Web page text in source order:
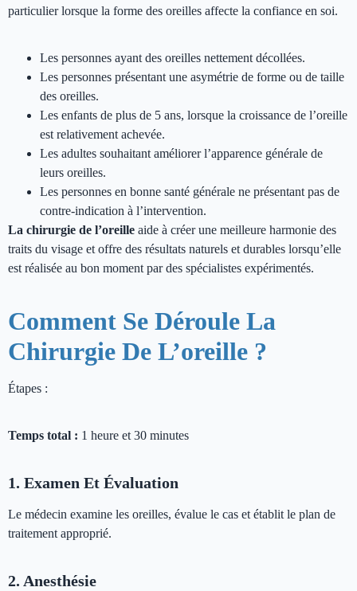
particulier lorsque la forme des oreilles affecte la confiance en soi.
Les personnes ayant des oreilles nettement décollées.
Les personnes présentant une asymétrie de forme ou de taille
des oreilles.
Les enfants de plus de 5 ans, lorsque la croissance de l’oreille
est relativement achevée.
Les adultes souhaitant améliorer l’apparence générale de
leurs oreilles.
Les personnes en bonne santé générale ne présentant pas de
contre-indication à l’intervention.
La chirurgie de l’oreille aide à créer une meilleure harmonie des
traits du visage et offre des résultats naturels et durables lorsqu’elle
est réalisée au bon moment par des spécialistes expérimentés.
Comment Se Déroule La
Chirurgie De L’oreille ?
Étapes :
Temps total : 1 heure et 30 minutes
1. Examen Et Évaluation
Le médecin examine les oreilles, évalue le cas et établit le plan de
traitement approprié.
2. Anesthésie